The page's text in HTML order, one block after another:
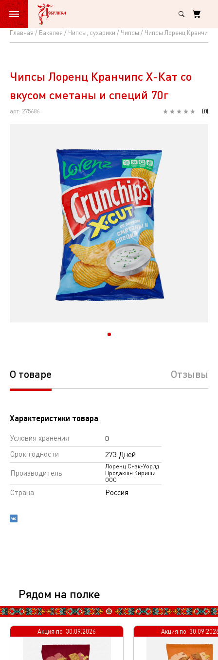
Главная Бакалея Чипсы, сухарики Чипсы Чипсы Лоренц Кранчипс
Чипсы
Кранчипс
Х-
Кат
сметаны
Чипсы Лоренц Кранчипс Х-Кат со
вкусом сметаны и специй 70г
арт: 275686 (0)
О товаре Отзывы
Характеристики товара
Условия хранения
0
Срок годности
273 Дней
Производитель
Лоренц Снэк-Уорлд
Продакшн Кириши
ООО
Страна Россия
Рядом на полке
Эксклюзивно
Акция по 30.09.2026 Эксклюзивно
Акция по